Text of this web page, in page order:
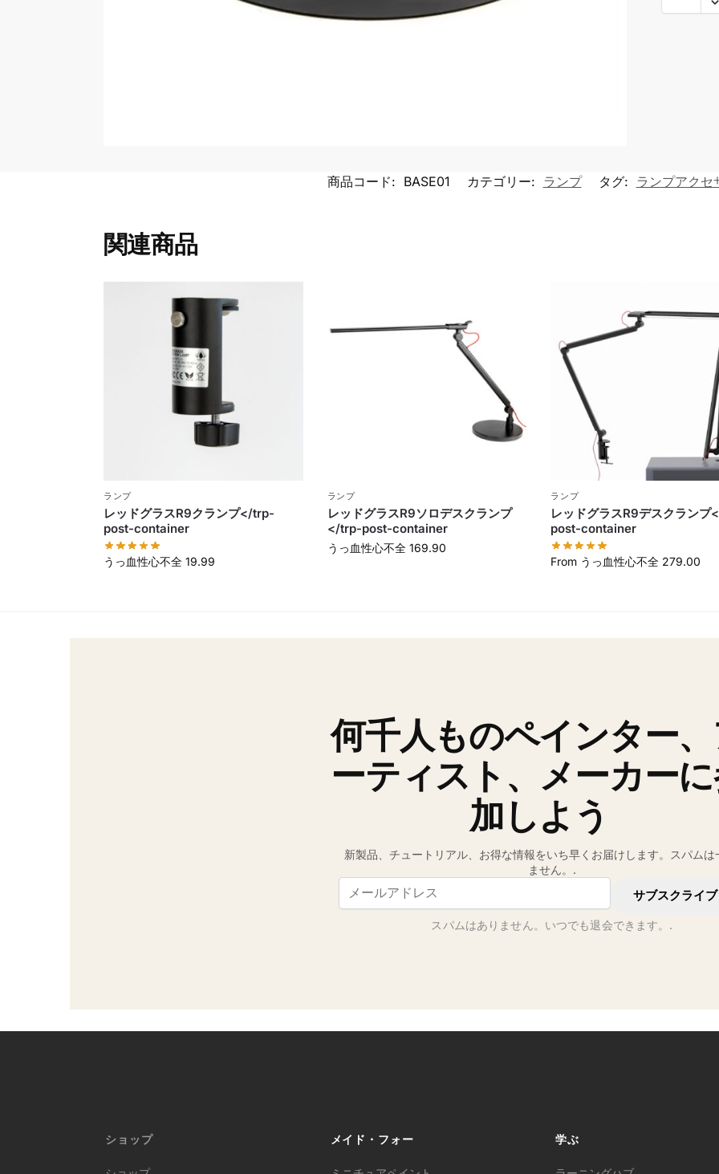
商品コード: BASE01 カテゴリー: ランプ タグ: ランプアクセ
関連商品
ランプ
レッドグラスR9クランプ</trp-
post-container
うっ血性心不全19.99
ランプ
レッドグラスR9ソロデスクランプ
</trp-post-container
うっ血性心不全169.90
ランプ
レッドグラスR9デスクラン
post-container
From うっ血性心不全 279.00
何千人ものペインター
ーティスト、メーカー
加しよう
新製品、チュートリアル、お得な情報をいち早くお届けします。スパムは
ません。.
Email address
サブスクライブ
スパムはありません。いつでも退会できます。.
ショップ メイド・フォー 学ぶ